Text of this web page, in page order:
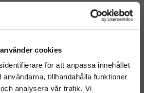
cookies
för att anpassa innehållet
användarna, tillhandahålla funktioner
analysera vår trafik. Vi